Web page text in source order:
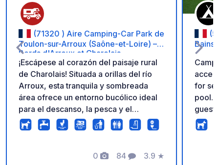
(71320 ) Aire Camping-Car Park de
Toulon-sur-Arroux (Saône-et-Loire) –
Bords d'Arroux et Charolais
¡Escápese al corazón del paisaje rural
de Charolais! Situada a orillas del río
Arroux, esta tranquila y sombreada
área ofrece un entorno bucólico ideal
para el descanso, la pesca y el
senderismo. Descubra el patrimonio
del pueblo y disfrute de una naturaleza
gracias a servicios de alta calidad:
0
Fotos
84
Comentarios
3.9
Calificación
★
Bains
for
pool.